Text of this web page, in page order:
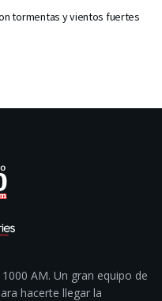
tormentas y vientos fuertes
AM. Un gran equipo de
hacerte llegar la